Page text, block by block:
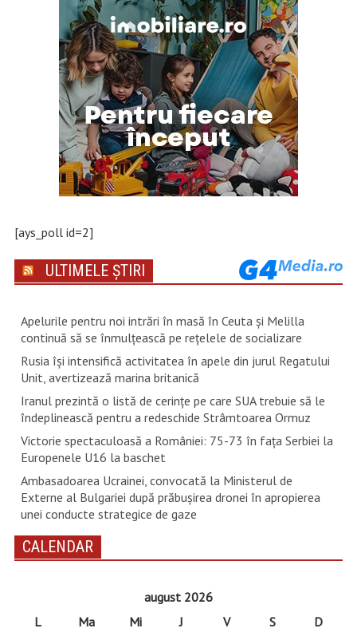
[ays_poll id=2]
ULTIMELE ȘTIRI
Apelurile pentru noi intrări în masă în Ceuta şi Melilla
continuă să se înmulţească pe reţelele de socializare
Rusia își intensifică activitatea în apele din jurul Regatului
Unit, avertizează marina britanică
Iranul prezintă o listă de cerinţe pe care SUA trebuie să le
îndeplinească pentru a redeschide Strâmtoarea Ormuz
Victorie spectaculoasă a României: 75-73 în fața Serbiei la
Europenele U16 la baschet
Ambasadoarea Ucrainei, convocată la Ministerul de
Externe al Bulgariei după prăbușirea dronei în apropierea
unei conducte strategice de gaze
CALENDAR
august 2026
L
Ma Mi J V S
D